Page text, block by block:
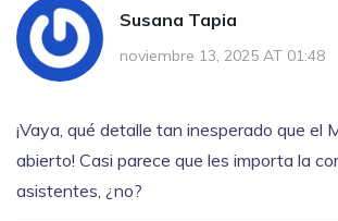
Susana Tapia
noviembre 13, 2025 AT 01:48
¡Vaya, qué detalle tan inesperado que el
abierto! Casi parece que les importa la
asistentes, ¿no?